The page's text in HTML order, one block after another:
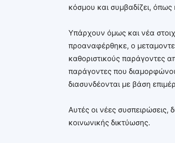
κόσμου και συμβαδίζει, όπως
Υπάρχουν όμως και νέα
προαναφέρθηκε, ο
καθοριστικούς παράγοντες
παράγοντες που
διασυνδέονται με βάση
Αυτές οι νέες συσπειρώσεις,
κοινωνικής δικτύωσης.